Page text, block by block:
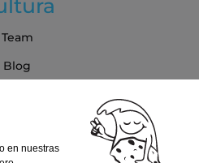
Team
Blog